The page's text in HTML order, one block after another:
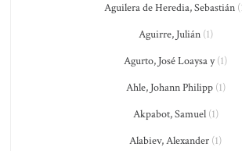
Aguilera de Heredia, Sebastián
Aguirre, Julián(1)
Agurto, José Loaysa y(1)
Ahle, Johann Philipp(1)
Akpabot, Samuel(1)
Alabiev, Alexander (1)